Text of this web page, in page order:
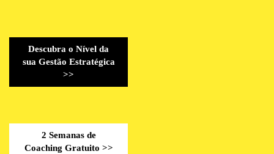
Descubra o Nível da
sua Gestão Estratégica
>>
2 Semanas de
Coaching Gratuito >>